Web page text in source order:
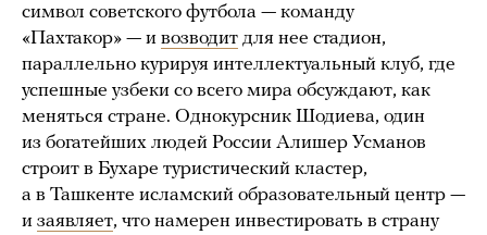
символ советского футбола — команду
«Пахтакор» — и возводит для нее стадион,
параллельно курируя интеллектуальный клуб, где
успешные узбеки со всего мира обсуждают, как
меняться стране. Однокурсник Шодиева, один
из богатейших людей России Алишер Усманов
строит в Бухаре туристический кластер,
а в Ташкенте исламский образовательный центр —
и заявляет, что намерен инвестировать в страну